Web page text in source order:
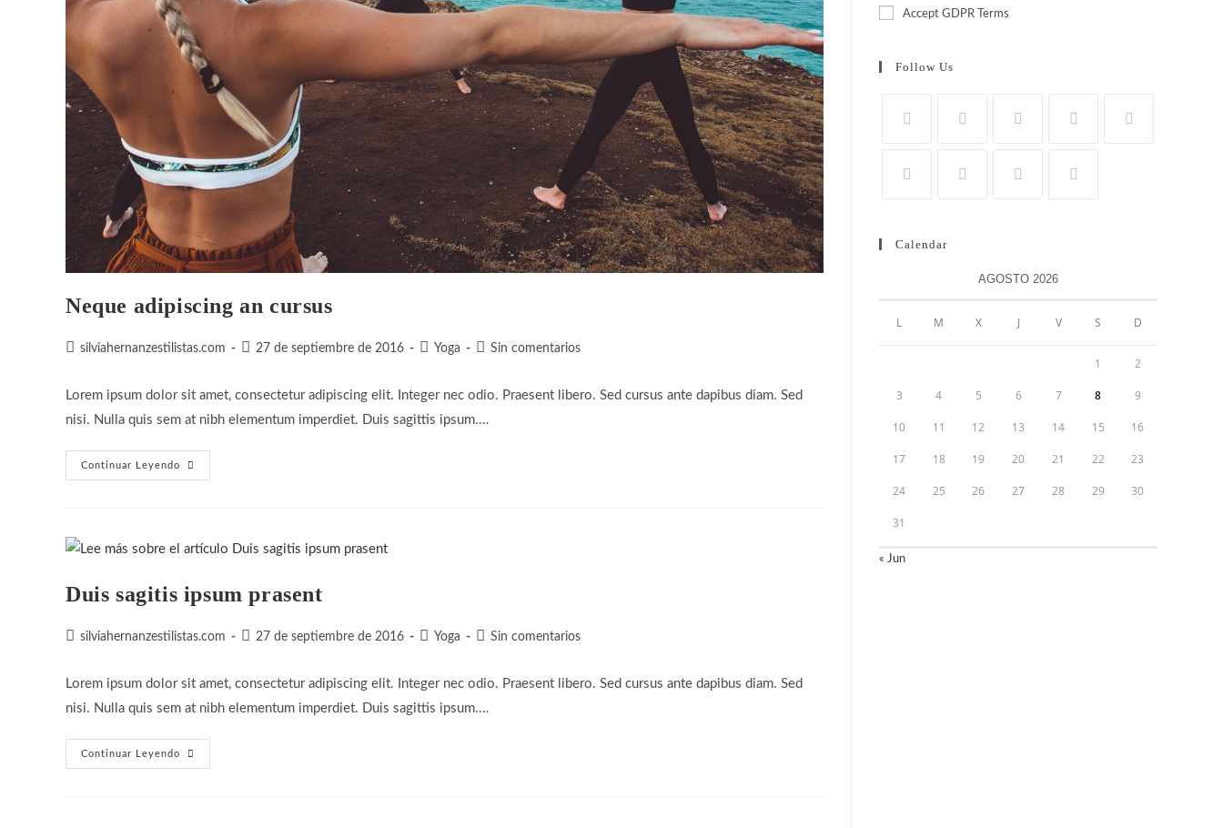
Neque adipiscing an cursus
Autor
silviahernanzestilistas.com
Publicación
27 de septiembre de 2016
Categoría
entrada:
Yoga
Comentarios
Sin comentarios
Lorem ipsum dolor sit amet, consectetur adipiscing elit. Integer nec odio. Praesent libero. Sed cursus ante dapibus diam. Sed
nisi. Nulla quis sem at nibh elementum imperdiet. Duis sagittis ipsum.…
Continuar Leyendo
Neque
Adipiscing
Duis sagitis ipsum prasent
Autor
silviahernanzestilistas.com
Publicación
27 de septiembre de 2016
Categoría
entrada:
Yoga
Comentarios
Sin comentarios
Lorem ipsum dolor sit amet, consectetur adipiscing elit. Integer nec odio. Praesent libero. Sed cursus ante dapibus diam. Sed
nisi. Nulla quis sem at nibh elementum imperdiet. Duis sagittis ipsum.…
Continuar Leyendo
Duis
Sagitis
Accept GDPR Terms
Follow Us
Calendar
AGOSTO 2026
L M X J V S D
1 2
3 4 5 6 7 8 9
10 11 12 13 14 15 16
17 18 19 20 21 22 23
24 25 26 27 28 29 30
31
« Jun